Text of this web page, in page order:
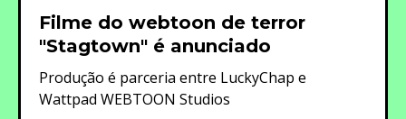
Filme do webtoon de terror
"Stagtown" é anunciado
Produção é parceria entre LuckyChap e
Wattpad WEBTOON Studios